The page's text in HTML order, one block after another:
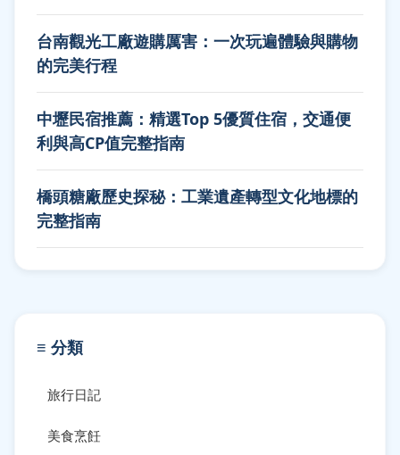
台南觀光工廠遊購厲害：一次玩遍體驗與購物
的完美行程
中壢民宿推薦：精選Top 5優質住宿，交通便
利與高CP值完整指南
橋頭糖廠歷史探秘：工業遺產轉型文化地標的
完整指南
≡ 分類
旅行日記
美食烹飪